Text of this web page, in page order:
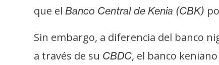
i
d
a
d
que el Banco Central de Kenia (CBK)
Sin embargo, a diferencia del banco
a través de su CBDC, el banco